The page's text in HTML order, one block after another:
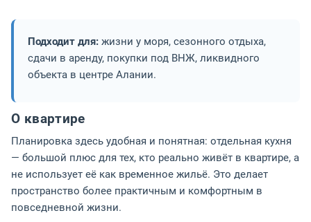
Подходит для: жизни у моря, сезонного отдыха,
сдачи в аренду, покупки под ВНЖ, ликвидного
объекта в центре Алании.
О квартире
Планировка здесь удобная и понятная: отдельная кухня
— большой плюс для тех, кто реально живёт в квартире, а
не использует её как временное жильё. Это делает
пространство более практичным и комфортным в
повседневной жизни.